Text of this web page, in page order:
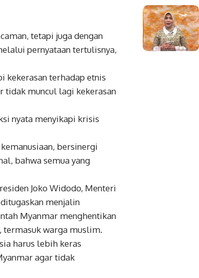
tetapi juga dengan
pernyataan tertulisnya,
kekerasan terhadap etnis
tidak muncul lagi kekerasan
nyata menyikapi krisis
bersinergi
bahwa semua yang
Joko Widodo, Menteri
menjalin
Myanmar menghentikan
termasuk warga muslim.
harus lebih keras
agar tidak